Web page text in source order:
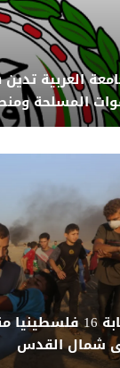
العربية
المسلحة
إصابة 16
شمال القدس